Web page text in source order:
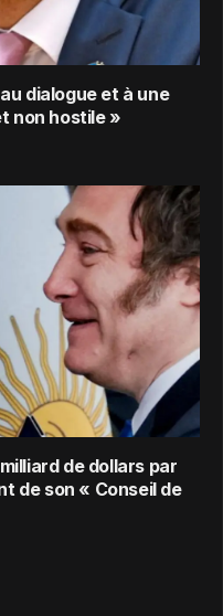
dialogue et à une
non hostile »
de dollars par
de son « Conseil de